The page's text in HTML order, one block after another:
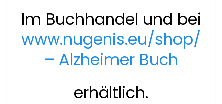
Im Buchhandel und bei
www.nugenis.eu/shop/
– Alzheimer Buch
erhältlich.